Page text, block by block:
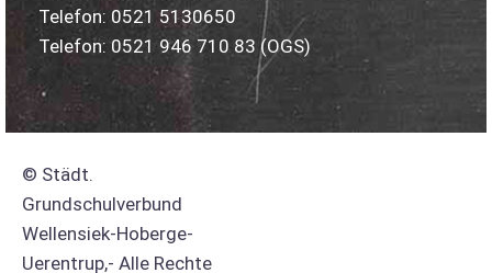
Telefon: 0521 5130650
Telefon: 0521 946 710 83(OGS)
© Städt.
Grundschulverbund
Wellensiek-Hoberge-
Uerentrup,- Alle Rechte